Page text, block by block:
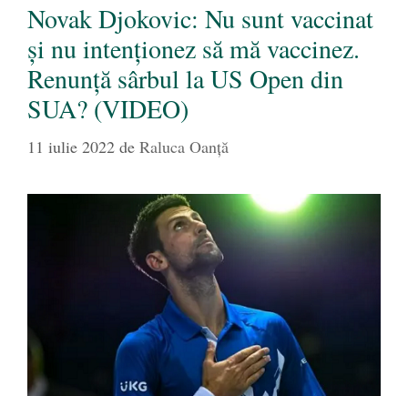
Novak Djokovic: Nu sunt vaccinat
şi nu intenţionez să mă vaccinez.
Renunță sârbul la US Open din
SUA? (VIDEO)
11 iulie 2022 de Raluca Oanță